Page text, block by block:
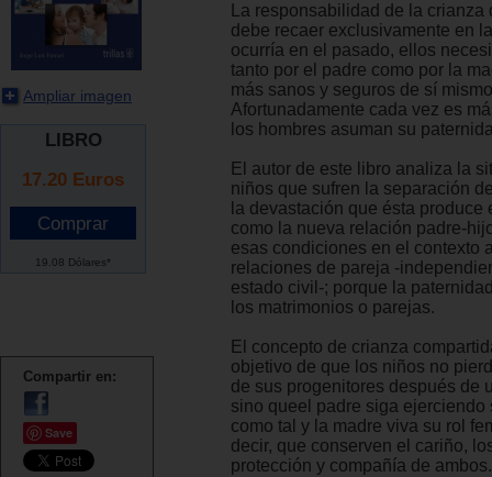
Ampliar imagen
LIBRO
17.20 Euros
19.08 Dólares*
Compartir en:
Save
La responsabilidad de la crianza
debe recaer exclusivamente en
ocurría en el pasado, ellos
tanto por el padre como por la
más sanos y seguros de sí
Afortunadamente cada vez es
los hombres asuman su
El autor de este libro analiza la
niños que sufren la separación
la devastación que ésta produce
como la nueva relación padre-
esas condiciones en el contexto
relaciones de pareja -
estado civil-; porque la
los matrimonios o parejas.
El concepto de crianza
objetivo de que los niños no
de sus progenitores después de
sino queel padre siga ejerciendo
como tal y la madre viva su rol
decir, que conserven el cariño,
protección y compañía de ambos.